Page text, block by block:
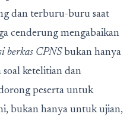
dan terburu-buru saat
cenderung mengabaikan
berkas CPNSbukan hanya
soal ketelitian dan
peserta untuk
bukan hanya untuk ujian,